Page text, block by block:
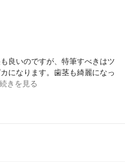
良いのですが、特筆すべきはツ
になります。歯茎も綺麗になっ
続きを見る